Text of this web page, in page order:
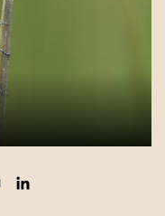
window
in a new window
Opens in a new window